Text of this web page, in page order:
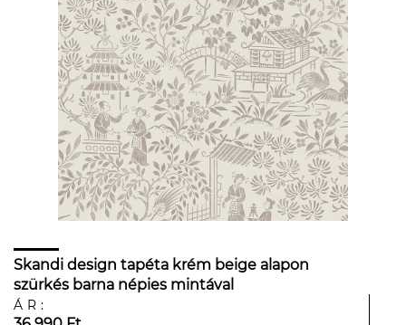
Skandi design tapéta krém beige alapon
szürkés barna népies mintával
ÁR: